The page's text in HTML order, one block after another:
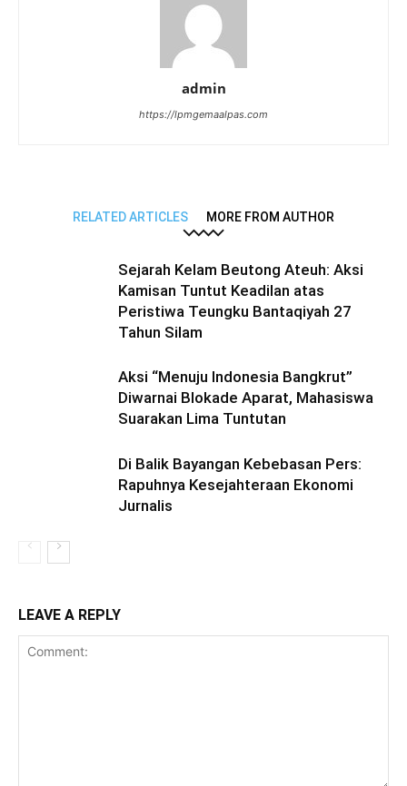
admin
https://lpmgemaalpas.com
RELATED ARTICLES MORE FROM AUTHOR
Sejarah Kelam Beutong Ateuh: Aksi
Kamisan Tuntut Keadilan atas
Peristiwa Teungku Bantaqiyah 27
Tahun Silam
Aksi “Menuju Indonesia Bangkrut”
Diwarnai Blokade Aparat, Mahasiswa
Suarakan Lima Tuntutan
Di Balik Bayangan Kebebasan Pers:
Rapuhnya Kesejahteraan Ekonomi
Jurnalis
LEAVE A REPLY